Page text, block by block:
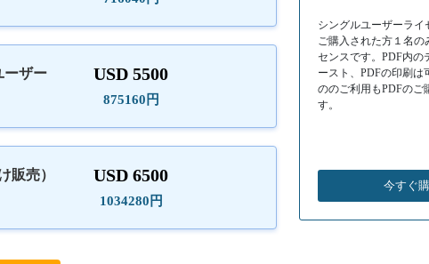
ーザー
USD 5500
875160円
販売） USD 6500
1034280円
シングルユーザーライ
ご購入された方１名の
センスです。PDF内の
ースト、PDFの印刷は
ののご利用もPDFのご
す。
今すぐ